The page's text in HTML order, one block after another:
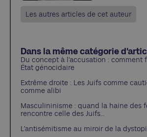
Les autres articles de cet auteur
Dans la même catégorie
Du concept à l’accusation : comment
État génocidaire
Extrême droite : Les Juifs comme
comme alibi
Masculininisme : quand la haine des
rencontre celle des Juifs…
L’antisémitisme au miroir de la